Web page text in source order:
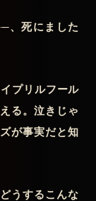
、死にました
プリルフール
る。泣きじゃ
が事実だと知
うするこんな